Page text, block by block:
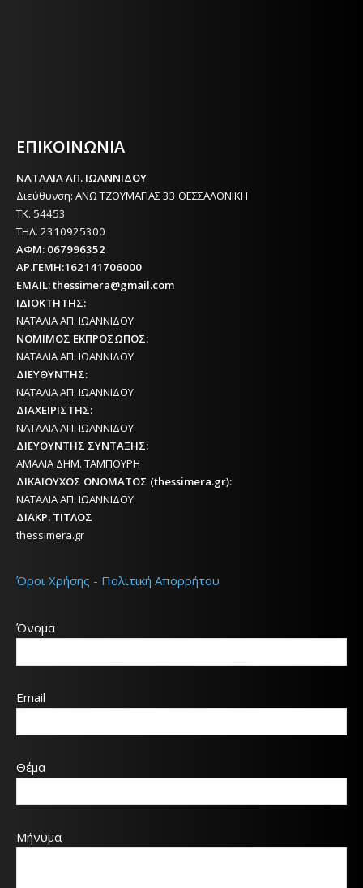
ΕΠΙΚΟΙΝΩΝΙΑ
ΝΑΤΑΛΙΑ ΑΠ. ΙΩΑΝΝΙΔΟΥ
Διεύθυνση: ΑΝΩ ΤΖΟΥΜΑΓΙΑΣ 33 ΘΕΣΣΑΛΟΝΙΚΗ
ΤΚ. 54453
ΤΗΛ. 2310925300
ΑΦΜ: 067996352
ΑΡ.ΓΕΜΗ:162141706000
EMAIL: thessimera@gmail.com
ΙΔΙΟΚΤΗΤΗΣ:
ΝΑΤΑΛΙΑ ΑΠ. ΙΩΑΝΝΙΔΟΥ
ΝΟΜΙΜΟΣ ΕΚΠΡΟΣΩΠΟΣ:
ΝΑΤΑΛΙΑ ΑΠ. ΙΩΑΝΝΙΔΟΥ
ΔΙΕΥΘΥΝΤΗΣ:
ΝΑΤΑΛΙΑ ΑΠ. ΙΩΑΝΝΙΔΟΥ
ΔΙΑΧΕΙΡΙΣΤΗΣ:
ΝΑΤΑΛΙΑ ΑΠ. ΙΩΑΝΝΙΔΟΥ
ΔΙΕΥΘΥΝΤΗΣ ΣΥΝΤΑΞΗΣ:
ΑΜΑΛΙΑ ΔΗΜ. ΤΑΜΠΟΥΡΗ
ΔΙΚΑΙΟΥΧΟΣ ΟΝΟΜΑΤΟΣ (thessimera.gr):
ΝΑΤΑΛΙΑ ΑΠ. ΙΩΑΝΝΙΔΟΥ
ΔΙΑΚΡ. ΤΙΤΛΟΣ
thessimera.gr
Όροι Χρήσης - Πολιτική Απορρήτου
Όνομα
Email
Θέμα
Μήνυμα